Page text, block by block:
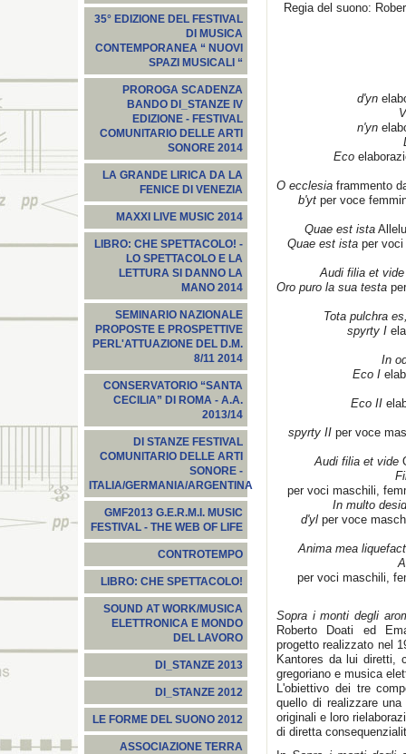
35° EDIZIONE DEL FESTIVAL
DI MUSICA
CONTEMPORANEA “ NUOVI
SPAZI MUSICALI “
PROROGA SCADENZA
BANDO DI_STANZE IV
EDIZIONE - FESTIVAL
COMUNITARIO DELLE ARTI
SONORE 2014
LA GRANDE LIRICA DA LA
FENICE DI VENEZIA
MAXXI LIVE MUSIC 2014
LIBRO: CHE SPETTACOLO! -
LO SPETTACOLO E LA
LETTURA SI DANNO LA
MANO 2014
SEMINARIO NAZIONALE
PROPOSTE E PROSPETTIVE
PERL'ATTUAZIONE DEL D.M.
8/11 2014
CONSERVATORIO “SANTA
CECILIA” DI ROMA - A.A.
2013/14
DI STANZE FESTIVAL
COMUNITARIO DELLE ARTI
SONORE -
ITALIA/GERMANIA/ARGENTINA
GMF2013 G.E.R.M.I. MUSIC
FESTIVAL - THE WEB OF LIFE
CONTROTEMPO
LIBRO: CHE SPETTACOLO!
SOUND AT WORK/MUSICA
ELETTRONICA E MONDO
DEL LAVORO
DI_STANZE 2013
DI_STANZE 2012
LE FORME DEL SUONO 2012
ASSOCIAZIONE TERRA
Regia del suono:
d'yn
n'yn
Eco
O ecclesia frammento
b'yt per voce
Quae est ista
Quae est istaper voci
Audi filia et vide
Oro puro la sua testa
Tota pulchra
spyrty I
In
Eco I
Eco II
spyrty IIper voce
Audi filia et vide
per voci maschili,
In multo
d'ylper voce
Anima mea
per voci maschili,
Sopra i monti degli
Roberto Doati ed
progetto realizzato nel
Kantores da lui diretti,
gregoriano e musica
L'obiettivo dei tre
quello di realizzare
originali e loro
di diretta